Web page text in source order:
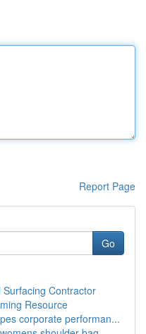
Report Page
Go
Contractor
Resource
corporate performan...